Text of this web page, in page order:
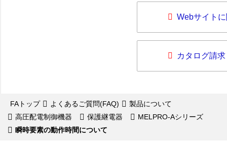
Webサイト
カタログ請求
FAトップ よくあるご質問(FAQ)
製品について
高圧配電制御機器
保護継電器
MELPRO-Aシリーズ
瞬時要素の動作時間について